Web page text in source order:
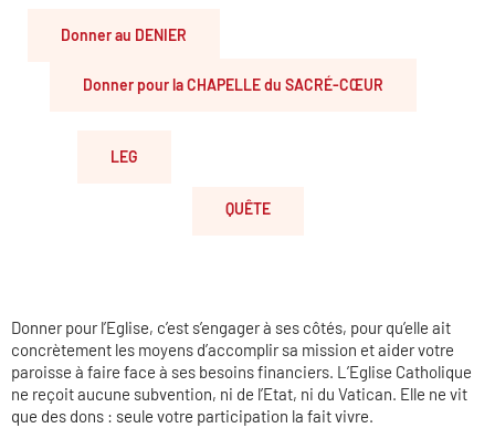
Donner au DENIER
Donner pour la CHAPELLE du SACRÉ-CŒUR
LEG
QUÊTE
Donner pour l’Eglise, c’est s’engager à ses côtés, pour qu’elle ait
concrètement les moyens d’accomplir sa mission et aider votre
paroisse à faire face à ses besoins financiers. L’Eglise Catholique
ne reçoit aucune subvention, ni de l’Etat, ni du Vatican. Elle ne vit
que des dons : seule votre participation la fait vivre.